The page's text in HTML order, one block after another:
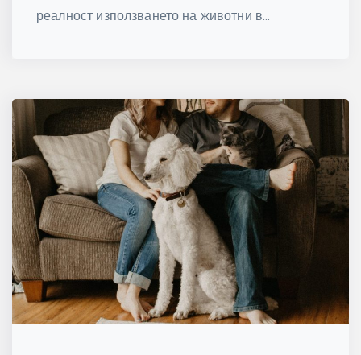
реалност използването на животни в...